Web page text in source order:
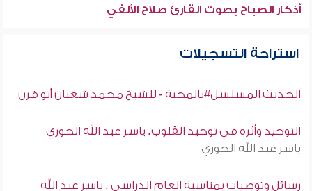
أذكار الصباح بصوت القارئ صلاح الألفي
استراحة التسجيلات
الحديث المسلسل#بالمحبة - للشيخ محمد شعبان أبو قرن
التوحيد وأثره في توحيد القلوب. ياسر عبد الله الحوري
ياسر عبد الله الحوري
رسائل وتوصيات بمناسبة العام الدراسي . ياسر عبد الله